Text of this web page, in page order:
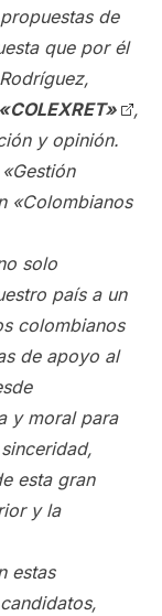
de
que por él
,
y opinión.
«Colombianos
solo
país a un
colombianos
de apoyo al
y moral para
esta gran
y la
estas